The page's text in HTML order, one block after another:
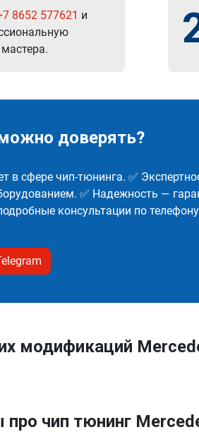
8652 577621 и
доверять?
в сфере чип-тюнинга. ✅
✅ Надежность —
консультации по
модификаций
чип тюнинг